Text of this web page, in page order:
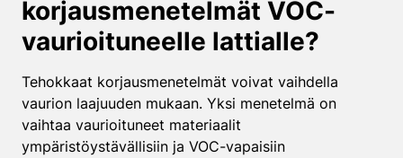
korjausmenetelmät VOC-
vaurioituneelle lattialle?
Tehokkaat korjausmenetelmät voivat vaihdella
vaurion laajuuden mukaan. Yksi menetelmä on
vaihtaa vaurioituneet materiaalit
ympäristöystävällisiin ja VOC-vapaisiin